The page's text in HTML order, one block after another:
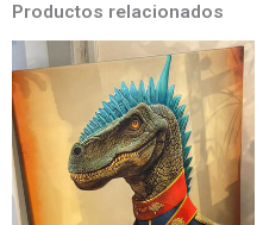
Productos relacionados